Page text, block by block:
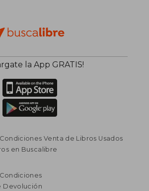
la App GRATIS!
Venta de Libros Usados
en Buscalibre
Devolución